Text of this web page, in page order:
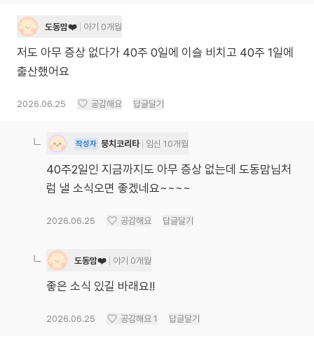
도동맘❤️ 아기 0개월
저도 아무 증상 없다가 40주 0일에 이슬 비치고 40주 1일에
출산했어요
2026.06.25 공감해요 답글달기
작성자 뭉치코리타 임신 10개월
40주2일인 지금까지도 아무 증상 없는데 도동맘님처
럼 낼 소식오면 좋겠네요~~~~
2026.06.25 공감해요 답글달기
도동맘❤️ 아기 0개월
좋은 소식 있길 바래요!!
2026.06.25 공감해요 1 답글달기